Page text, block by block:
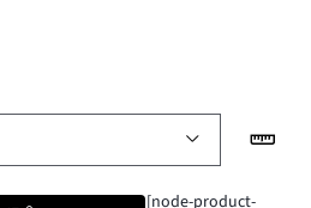
[node-product-